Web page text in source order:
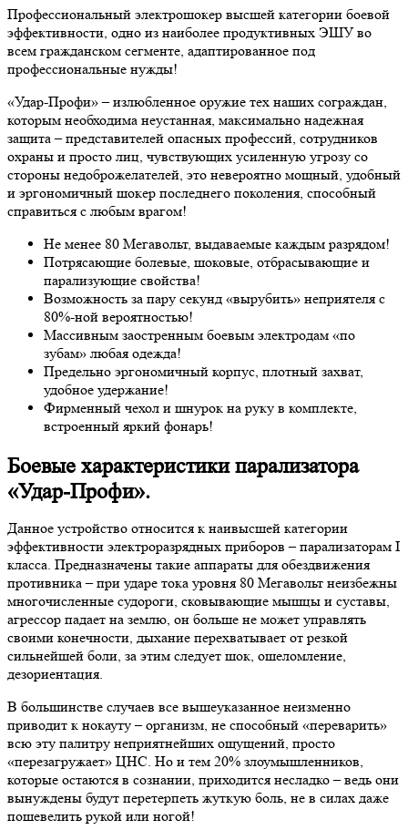
Профессиональный электрошокер высшей категории боевой
эффективности, одно из наиболее продуктивных ЭШУ во
всем гражданском сегменте, адаптированное под
профессиональные нужды!
«Удар-Профи» – излюбленное оружие тех наших сограждан,
которым необходима неустанная, максимально надежная
защита – представителей опасных профессий, сотрудников
охраны и просто лиц, чувствующих усиленную угрозу со
стороны недоброжелателей, это невероятно мощный, удобный
и эргономичный шокер последнего поколения, способный
справиться с любым врагом!
Не менее 80 Мегавольт, выдаваемые каждым разрядом!
Потрясающие болевые, шоковые, отбрасывающие и
парализующие свойства!
Возможность за пару секунд «вырубить» неприятеля с
80%-ной вероятностью!
Массивным заостренным боевым электродам «по
зубам» любая одежда!
Предельно эргономичный корпус, плотный захват,
удобное удержание!
Фирменный чехол и шнурок на руку в комплекте,
встроенный яркий фонарь!
Боевые характеристики парализатора
«Удар-Профи».
Данное устройство относится к наивысшей категории
эффективности электроразрядных приборов – парализаторам I
класса. Предназначены такие аппараты для обездвижения
противника – при ударе тока уровня 80 Мегавольт неизбежны
многочисленные судороги, сковывающие мышцы и суставы,
агрессор падает на землю, он больше не может управлять
своими конечности, дыхание перехватывает от резкой
сильнейшей боли, за этим следует шок, ошеломление,
дезориентация.
В большинстве случаев все вышеуказанное неизменно
приводит к нокауту – организм, не способный «переварить»
всю эту палитру неприятнейших ощущений, просто
«перезагружает» ЦНС. Но и тем 20% злоумышленников,
которые остаются в сознании, приходится несладко – ведь они
вынуждены будут перетерпеть жуткую боль, не в силах даже
пошевелить рукой или ногой!